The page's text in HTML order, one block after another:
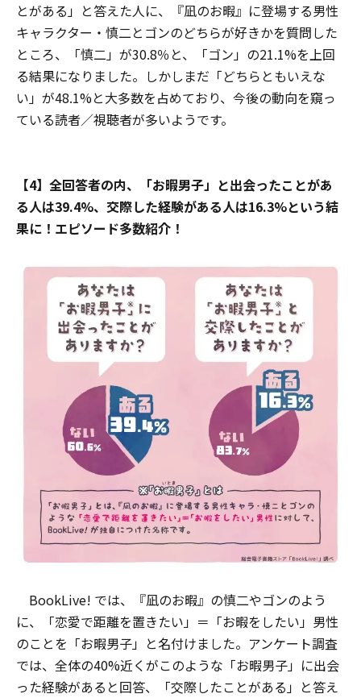
とがある」と答えた人に、『凪のお暇』に登場する男性
キャラクター・慎二とゴンのどちらが好きかを質問した
ところ、「慎二」が30.8％と、「ゴン」の21.1%を上回
る結果になりました。しかしまだ「どちらともいえな
い」が48.1%と大多数を占めており、今後の動向を窺っ
ている読者／視聴者が多いようです。
【4】全回答者の内、「お暇男子」と出会ったことがあ
る人は39.4%、交際した経験がある人は16.3%という結
果に！エピソード多数紹介！
BookLive! では、『凪のお暇』の慎二やゴンのよう
に、「恋愛で距離を置きたい」＝「お暇をしたい」男性
のことを「お暇男子」と名付けました。アンケート調査
では、全体の40%近くがこのような「お暇男子」に出会
った経験があると回答、「交際したことがある」と答え